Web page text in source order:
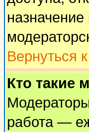
Вернуться
Кто такие
работа —